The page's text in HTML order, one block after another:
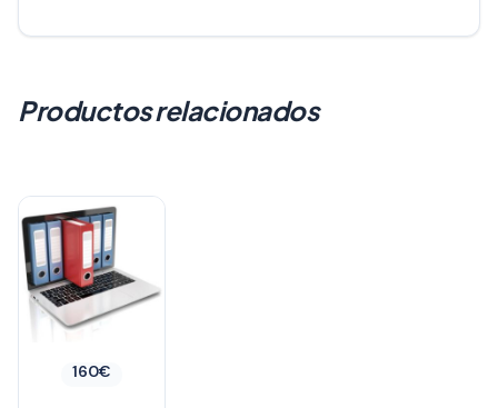
Productos relacionados
160€